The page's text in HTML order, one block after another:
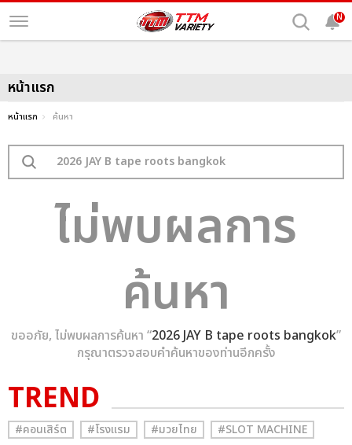
N
หน้าแรก
หน้าแรก ค้นหา
ไม่พบผลการ
ค้นหา
ขออภัย, ไม่พบผลการค้นหา “2026 JAY B tape roots bangkok”
กรุณาตรวจสอบคำค้นหาของท่านอีกครั้ง
TREND
#คอนเสิร์ต #โรงแรม #มวยไทย
#SLOT MACHINE